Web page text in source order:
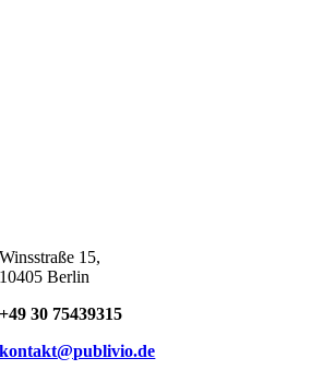
Winsstraße 15,
10405 Berlin
+49 30 75439315
kontakt@publivio.de